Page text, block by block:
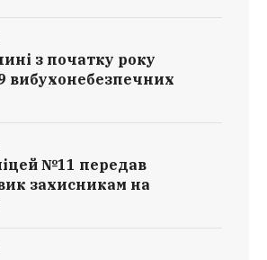
з початку року
вибухонебезпечних
№11 передав
захисникам на